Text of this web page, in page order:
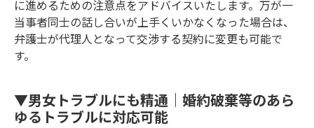
に進めるための注意点をアドバイスいたします。万が一
当事者同士の話し合いが上手くいかなくなった場合は、
弁護士が代理人となって交渉する契約に変更も可能で
す。
▼男女トラブルにも精通｜婚約破棄等のあら
ゆるトラブルに対応可能